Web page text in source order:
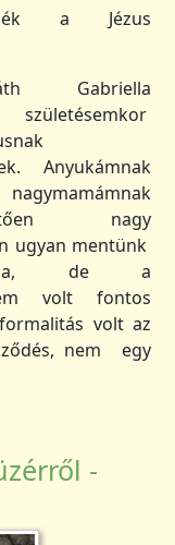
a Jézus
Gabriella
Anyukámnak
nagy
ugyan mentünk
de a
volt fontos
volt az
nem egy
-